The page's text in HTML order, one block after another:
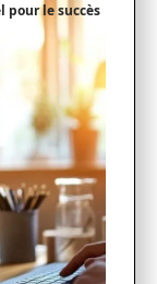
pour le succès